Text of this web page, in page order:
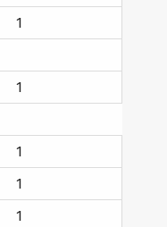
1
1
1
1
1